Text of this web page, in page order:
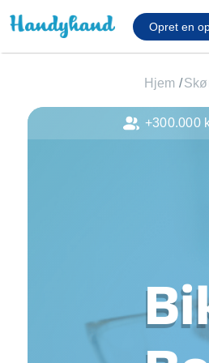
Opret en
Hjem /
+300.000